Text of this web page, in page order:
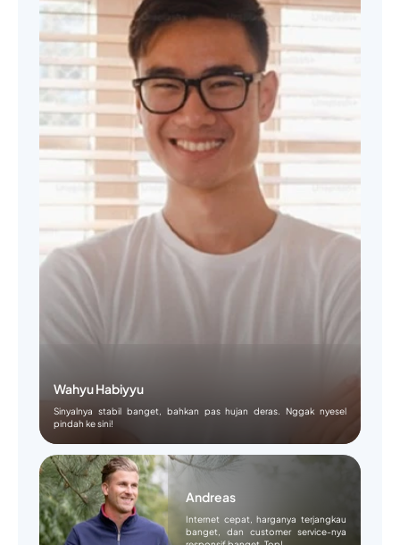
Wahyu Habiyyu
Sinyalnya stabil banget, bahkan pas hujan deras. Nggak nyesel
pindah ke sini!
Andreas
Internet cepat, harganya terjangkau
banget, dan customer service-nya